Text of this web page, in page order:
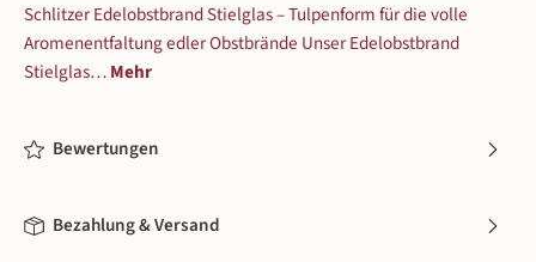
Schlitzer Edelobstbrand Stielglas – Tulpenform für die volle
Aromenentfaltung edler Obstbrände Unser Edelobstbrand
Stielglas…Mehr
Bewertungen
Bezahlung & Versand